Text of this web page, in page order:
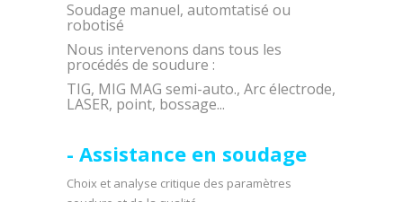
Soudage manuel, automtatisé ou
robotisé
Nous intervenons dans tous les
procédés de soudure :
TIG, MIG MAG semi-auto., Arc électrode,
LASER, point, bossage...
- Assistance en soudage
Choix et analyse critique des paramètres